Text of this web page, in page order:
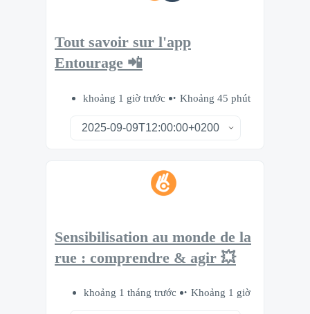
Tout savoir sur l'app
Entourage 📲
khoảng 1 giờ trước Khoảng 45 phút
Sensibilisation au monde de la
rue : comprendre & agir 💥
khoảng 1 tháng trước Khoảng 1 giờ